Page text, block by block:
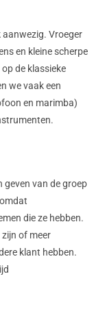
aanwezig. Vroeger
en kleine scherpe
de klassieke
we vaak een
en marimba)
geven van de groep
die ze hebben.
of meer
klant hebben.